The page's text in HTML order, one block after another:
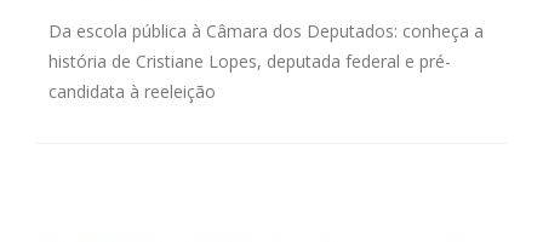
Da escola pública à Câmara dos Deputados: conheça a
história de Cristiane Lopes, deputada federal e pré-
candidata à reeleição